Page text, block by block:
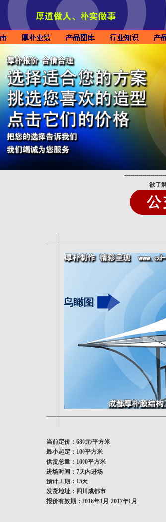
欲了
当前定价：680元/平方米
最小起定：100平方米
供货总量：1000平方米
进场时间：7天内进场
预计工期：15天
发货地址：四川成都市
报价有效期：2016年1月-2017年1月